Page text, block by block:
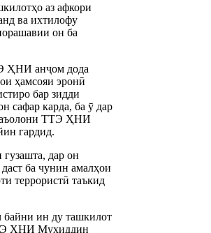
аз афкори
ва ихтилофу
он ба
ҲНИ анҷом дода
ҳамсояи эронӣ
бар зидди
сафар карда, ба ӯ дар
ТТЭ ҲНИ
гардид.
дар он
ба чунин амалҳои
террористӣ таъкид
байни ин ду ташкилот
ҲНИ Муҳиддин